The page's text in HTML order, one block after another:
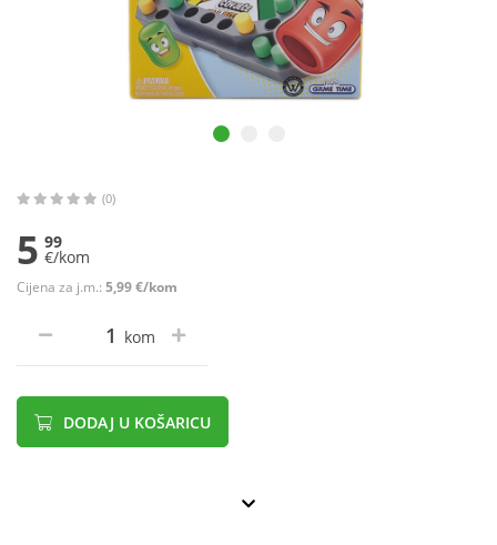
(0)
5 99
€/kom
Cijena za j.m.: 5,99 €/kom
kom
DODAJ U KOŠARICU